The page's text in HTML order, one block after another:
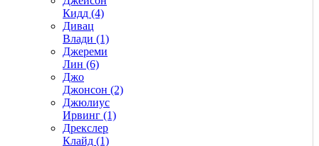
Кидд (4)
Дивац
Влади (1)
Джереми
Лин (6)
Джо
Джонсон (2)
Джюлиус
Ирвинг (1)
Дрекслер
Клайд (1)